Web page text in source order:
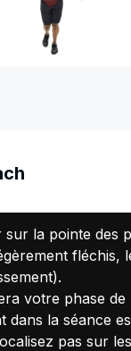
la pointe des
fléchis,
votre phase
dans la séance
pas sur